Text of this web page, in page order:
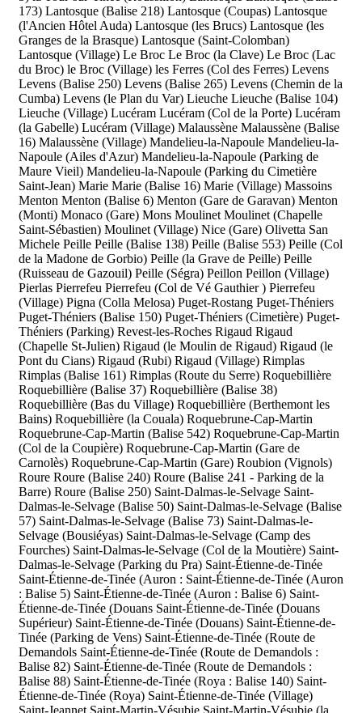
173) Lantosque (Balise 218) Lantosque (Coupas) Lantosque
(l'Ancien Hôtel Auda) Lantosque (les Brucs) Lantosque (les
Granges de la Brasque) Lantosque (Saint-Colomban)
Lantosque (Village) Le Broc Le Broc (la Clave) Le Broc (Lac
du Broc) le Broc (Village) les Ferres (Col des Ferres) Levens
Levens (Balise 250) Levens (Balise 265) Levens (Chemin de la
Cumba) Levens (le Plan du Var) Lieuche Lieuche (Balise 104)
Lieuche (Village) Lucéram Lucéram (Col de la Porte) Lucéram
(la Gabelle) Lucéram (Village) Malaussène Malaussène (Balise
16) Malaussène (Village) Mandelieu-la-Napoule Mandelieu-la-
Napoule (Ailes d'Azur) Mandelieu-la-Napoule (Parking de
Maure Vieil) Mandelieu-la-Napoule (Parking du Cimetière
Saint-Jean) Marie Marie (Balise 16) Marie (Village) Massoins
Menton Menton (Balise 6) Menton (Gare de Garavan) Menton
(Monti) Monaco (Gare) Mons Moulinet Moulinet (Chapelle
Saint-Sébastien) Moulinet (Village) Nice (Gare) Olivetta San
Michele Peille Peille (Balise 138) Peille (Balise 553) Peille (Col
de la Madone de Gorbio) Peille (la Grave de Peille) Peille
(Ruisseau de Gazouil) Peille (Ségra) Peillon Peillon (Village)
Pierlas Pierrefeu Pierrefeu (Col de Vé Gauthier ) Pierrefeu
(Village) Pigna (Colla Melosa) Puget-Rostang Puget-Théniers
Puget-Théniers (Balise 150) Puget-Théniers (Cimetière) Puget-
Théniers (Parking) Revest-les-Roches Rigaud Rigaud
(Chapelle St-Julien) Rigaud (le Moulin de Rigaud) Rigaud (le
Pont du Cians) Rigaud (Rubi) Rigaud (Village) Rimplas
Rimplas (Balise 161) Rimplas (Route du Serre) Roquebillière
Roquebillière (Balise 37) Roquebillière (Balise 38)
Roquebillière (Bas du Village) Roquebillière (Berthemont les
Bains) Roquebillière (la Couala) Roquebrune-Cap-Martin
Roquebrune-Cap-Martin (Balise 542) Roquebrune-Cap-Martin
(Col de la Coupière) Roquebrune-Cap-Martin (Gare de
Carnolès) Roquebrune-Cap-Martin (Gare) Roubion (Vignols)
Roure Roure (Balise 240) Roure (Balise 241 - Parking de la
Barre) Roure (Balise 250) Saint-Dalmas-le-Selvage Saint-
Dalmas-le-Selvage (Balise 50) Saint-Dalmas-le-Selvage (Balise
57) Saint-Dalmas-le-Selvage (Balise 73) Saint-Dalmas-le-
Selvage (Bousiéyas) Saint-Dalmas-le-Selvage (Camp des
Fourches) Saint-Dalmas-le-Selvage (Col de la Moutière) Saint-
Dalmas-le-Selvage (Parking du Pra) Saint-Étienne-de-Tinée
Saint-Étienne-de-Tinée (Auron : Saint-Étienne-de-Tinée (Auron
: Balise 5) Saint-Étienne-de-Tinée (Auron : Balise 6) Saint-
Étienne-de-Tinée (Douans Saint-Étienne-de-Tinée (Douans
Supérieur) Saint-Étienne-de-Tinée (Douans) Saint-Étienne-de-
Tinée (Parking de Vens) Saint-Étienne-de-Tinée (Route de
Demandols Saint-Étienne-de-Tinée (Route de Demandols :
Balise 82) Saint-Étienne-de-Tinée (Route de Demandols :
Balise 88) Saint-Étienne-de-Tinée (Roya : Balise 140) Saint-
Étienne-de-Tinée (Roya) Saint-Étienne-de-Tinée (Village)
Saint-Jeannet Saint-Martin-Vésubie Saint-Martin-Vésubie (la